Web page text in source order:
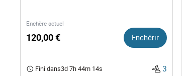
Enchère actuel
120,00 € Enchérir
Fini dans3d 7h 44m 13s 3